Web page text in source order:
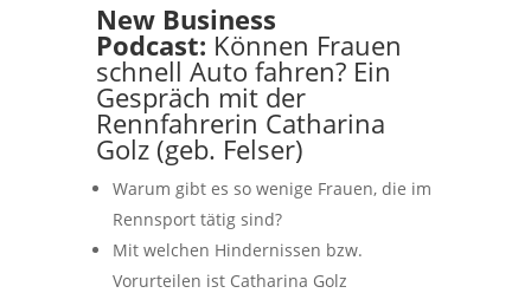
New Business
Podcast: Können Frauen
schnell Auto fahren? Ein
Gespräch mit der
Rennfahrerin Catharina
Golz (geb. Felser)
Warum gibt es so wenige Frauen, die im
Rennsport tätig sind?
Mit welchen Hindernissen bzw.
Vorurteilen ist Catharina Golz